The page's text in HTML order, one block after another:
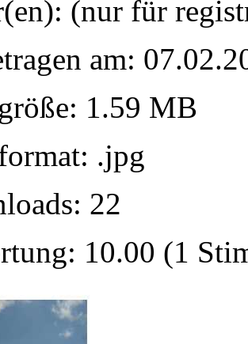
(nur für
am:
1.59 MB
.jpg
22
10.00 (1